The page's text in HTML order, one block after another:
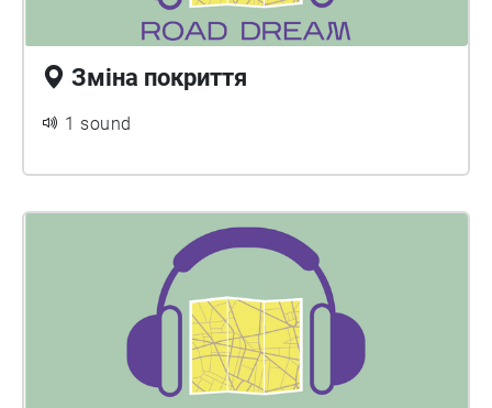
Зміна покриття
1 sound